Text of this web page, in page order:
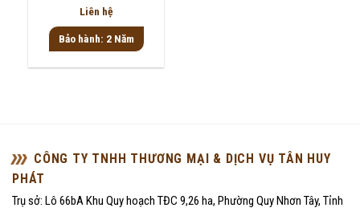
Được
hạng
0
sao
Liên hệ
Bảo hành: 2 Năm
CÔNG TY TNHH THƯƠNG MẠI & DỊCH VỤ TÂN HUY
PHÁT
Trụ sở: Lô 66bA Khu Quy hoạch TĐC 9,26 ha, Phường Quy Nhơn Tây, Tỉnh